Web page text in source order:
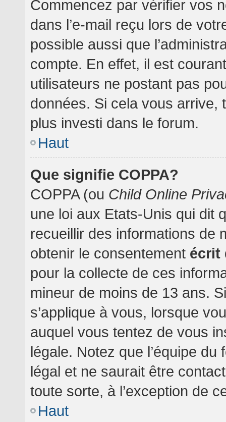
Commencez par vérifier vos
dans l’e-mail reçu lors de
possible aussi que
compte. En effet, il est
utilisateurs ne postant pas
données. Si cela vous
plus investi dans le forum.
Haut
Que signifie COPPA?
COPPA (ou Child Online
une loi aux Etats-Unis qui dit
recueillir des informations de
obtenir le consentement écrit
pour la collecte de ces
mineur de moins de 13 ans.
s’applique à vous, lorsque
auquel vous tentez de vous
légale. Notez que l’équipe
légal et ne saurait être
toute sorte, à l’exception de
Haut